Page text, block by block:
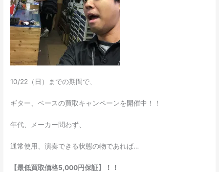
10/22（日）までの期間で、
ギター、ベースの買取キャンペーンを開催中！！
年代、メーカー問わず、
通常使用、演奏できる状態の物であれば…
【最低買取価格5,000円保証】！！